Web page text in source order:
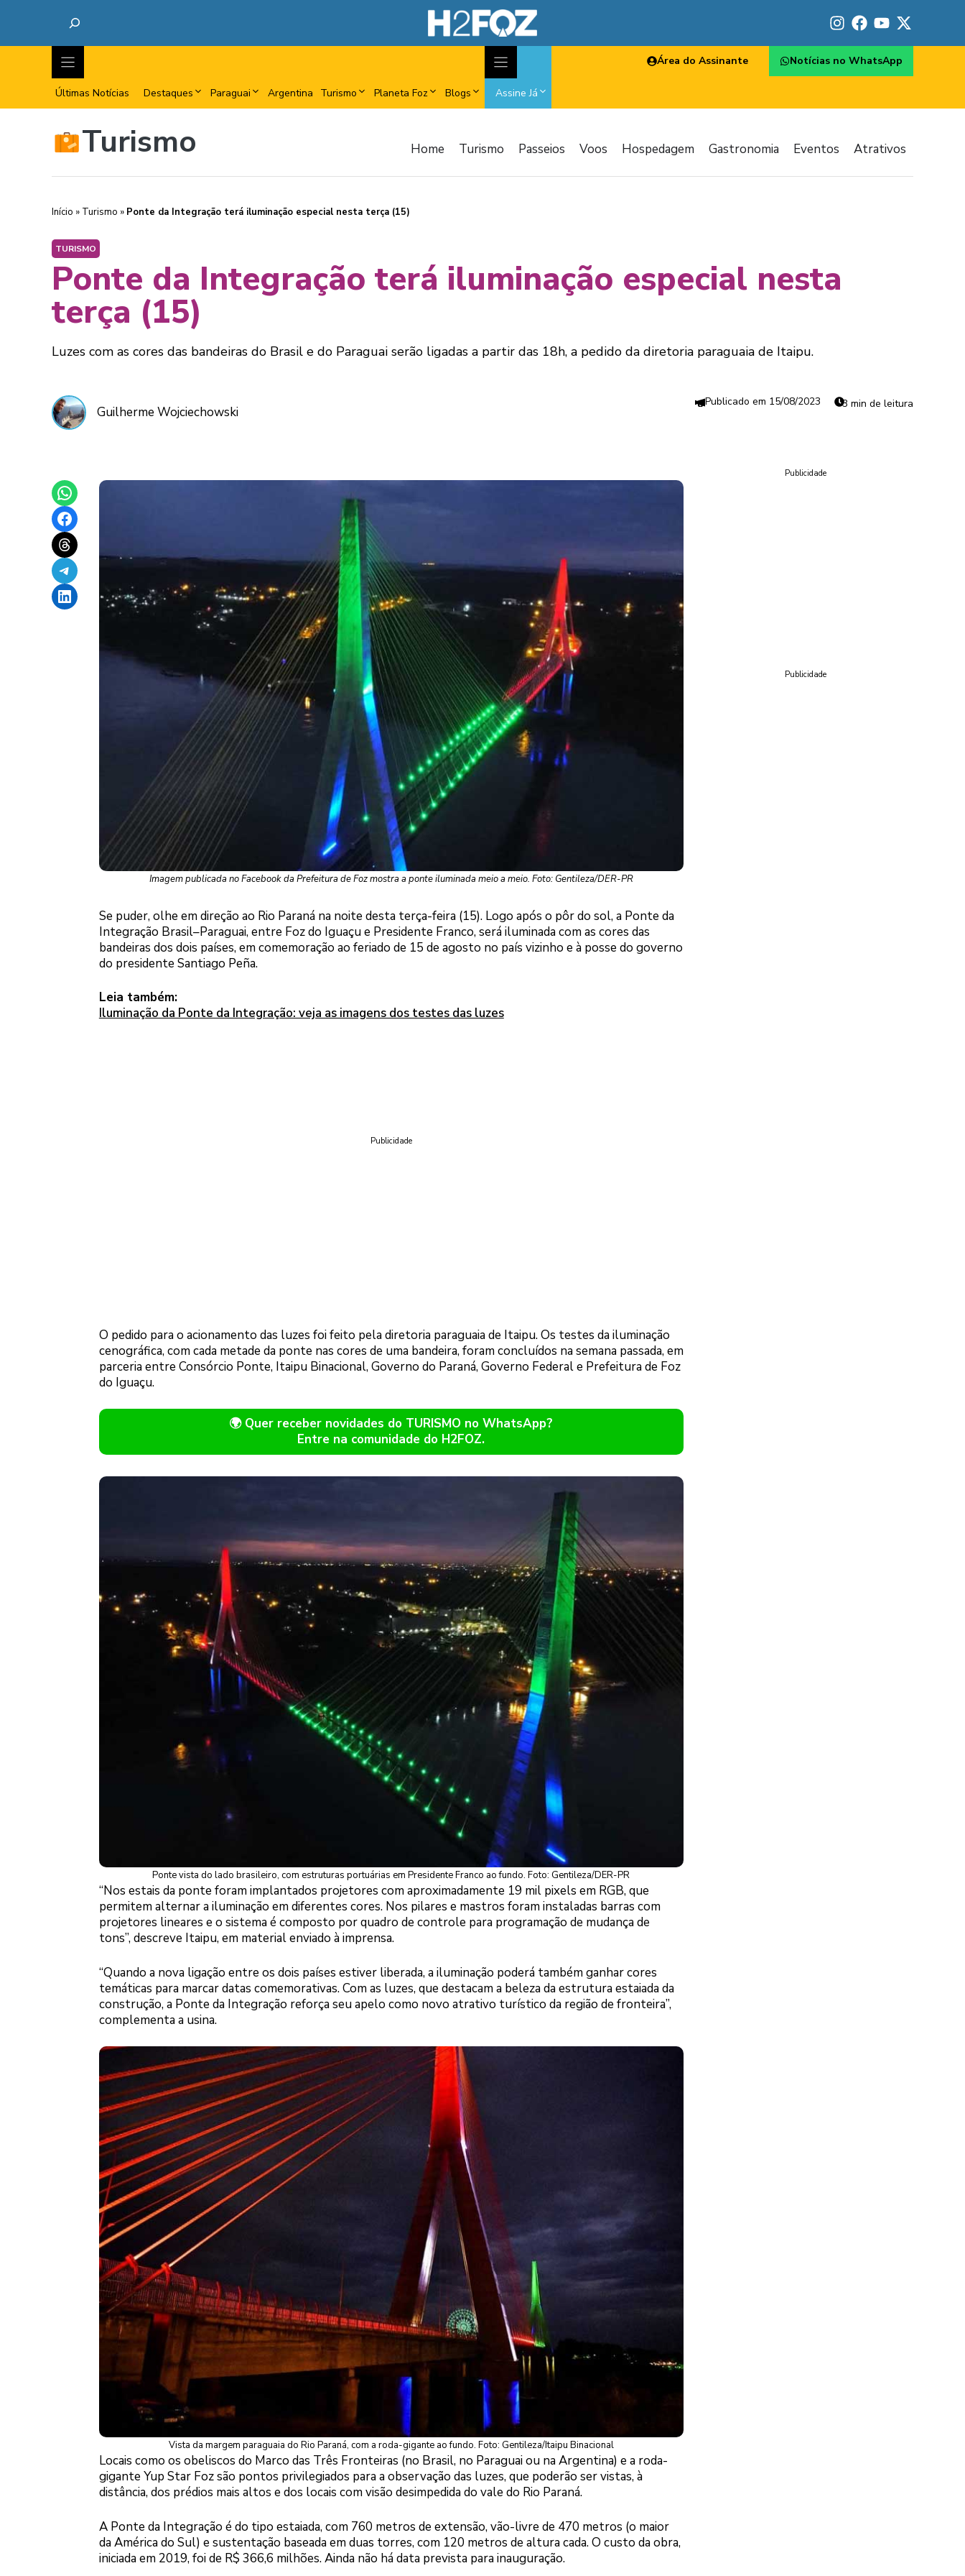
Últimas Notícias Destaques Paraguai Argentina Turismo Planeta Foz Blogs Assine Já
Área do Assinante Notícias no WhatsApp
Turismo Home Turismo Passeios Voos Hospedagem Gastronomia Eventos Atrativos
Início » Turismo » Ponte da Integração terá iluminação especial nesta terça (15)
TURISMO
Ponte da Integração terá iluminação especial nesta
terça (15)
Luzes com as cores das bandeiras do Brasil e do Paraguai serão ligadas a partir das 18h, a pedido da diretoria paraguaia de Itaipu.
Guilherme Wojciechowski
15/08/2023 3 min de leitura
Share on WhatsApp
Share on Facebook
Share on Threads
Share on Telegram
Share on LinkedIn
Imagem publicada no Facebook da Prefeitura de Foz mostra a ponte iluminada meio a meio. Foto: Gentileza/DER-PR
Se puder, olhe em direção ao Rio Paraná na noite desta terça-feira (15). Logo após o pôr do sol, a Ponte da
Integração Brasil–Paraguai, entre Foz do Iguaçu e Presidente Franco, será iluminada com as cores das
bandeiras dos dois países, em comemoração ao feriado de 15 de agosto no país vizinho e à posse do governo
do presidente Santiago Peña.
Leia também:
Iluminação da Ponte da Integração: veja as imagens dos testes das luzes
Publicidade
O pedido para o acionamento das luzes foi feito pela diretoria paraguaia de Itaipu. Os testes da iluminação
cenográfica, com cada metade da ponte nas cores de uma bandeira, foram concluídos na semana passada, em
parceria entre Consórcio Ponte, Itaipu Binacional, Governo do Paraná, Governo Federal e Prefeitura de Foz
do Iguaçu.
🌍 Quer receber novidades do TURISMO no WhatsApp?
Entre na comunidade do H2FOZ.
Ponte vista do lado brasileiro, com estruturas portuárias em Presidente Franco ao fundo. Foto: Gentileza/DER-PR
“Nos estais da ponte foram implantados projetores com aproximadamente 19 mil pixels em RGB, que
permitem alternar a iluminação em diferentes cores. Nos pilares e mastros foram instaladas barras com
projetores lineares e o sistema é composto por quadro de controle para programação de mudança de
tons”, descreve Itaipu, em material enviado à imprensa.
“Quando a nova ligação entre os dois países estiver liberada, a iluminação poderá também ganhar cores
temáticas para marcar datas comemorativas. Com as luzes, que destacam a beleza da estrutura estaiada da
construção, a Ponte da Integração reforça seu apelo como novo atrativo turístico da região de fronteira”,
complementa a usina.
Vista da margem paraguaia do Rio Paraná, com a roda-gigante ao fundo. Foto: Gentileza/Itaipu Binacional
Locais como os obeliscos do Marco das Três Fronteiras (no Brasil, no Paraguai ou na Argentina) e a roda-
gigante Yup Star Foz são pontos privilegiados para a observação das luzes, que poderão ser vistas, à
distância, dos prédios mais altos e dos locais com visão desimpedida do vale do Rio Paraná.
A Ponte da Integração é do tipo estaiada, com 760 metros de extensão, vão-livre de 470 metros (o maior
da América do Sul) e sustentação baseada em duas torres, com 120 metros de altura cada. O custo da obra,
iniciada em 2019, foi de R$ 366,6 milhões. Ainda não há data prevista para inauguração.
Publicidade
Publicidade